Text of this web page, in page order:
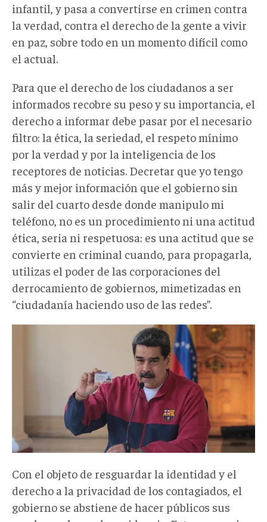
infantil, y pasa a convertirse en crimen contra
la verdad, contra el derecho de la gente a vivir
en paz, sobre todo en un momento difícil como
el actual.
Para que el derecho de los ciudadanos a ser
informados recobre su peso y su importancia, el
derecho a informar debe pasar por el necesario
filtro: la ética, la seriedad, el respeto mínimo
por la verdad y por la inteligencia de los
receptores de noticias. Decretar que yo tengo
más y mejor información que el gobierno sin
salir del cuarto desde donde manipulo mi
teléfono, no es un procedimiento ni una actitud
ética, seria ni respetuosa: es una actitud que se
convierte en criminal cuando, para propagarla,
utilizas el poder de las corporaciones del
derrocamiento de gobiernos, mimetizadas en
“ciudadanía haciendo uso de las redes”.
Con el objeto de resguardar la identidad y el
derecho a la privacidad de los contagiados, el
gobierno se abstiene de hacer públicos sus